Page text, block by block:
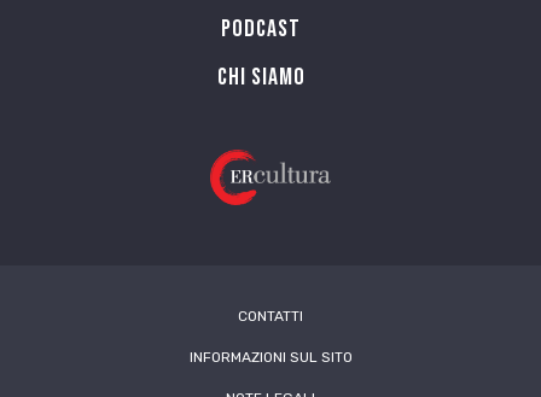
PODCAST
Chi siamo
CONTATTI
INFORMAZIONI SUL SITO